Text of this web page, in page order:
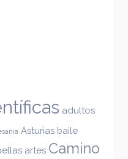
adultos
Asturias baile
artes Camino